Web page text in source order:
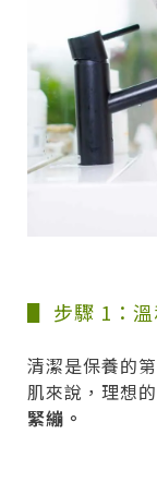
▋ 步驟 1：溫
清潔是保養的
肌來說，理想
緊繃。